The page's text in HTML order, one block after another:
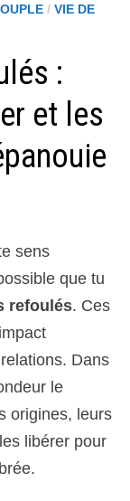
/ VIE DE
:
et les
sens
que tu
refoulés. Ces
Dans
le
origines, leurs
libérer pour